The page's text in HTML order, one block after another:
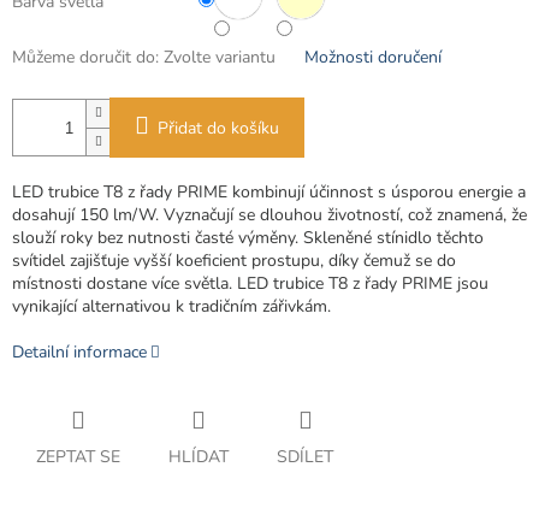
Můžeme doručit do: Zvolte variantu Možnosti doručení
Přidat do košíku
LED trubice T8 z řady PRIME kombinují účinnost s úsporou energie a
dosahují 150 lm/W. Vyznačují se dlouhou životností, což znamená, že
slouží roky bez nutnosti časté výměny. Skleněné stínidlo těchto
svítidel zajišťuje vyšší koeficient prostupu, díky čemuž se do
místnosti dostane více světla. LED trubice T8 z řady PRIME jsou
vynikající alternativou k tradičním zářivkám.
Detailní informace
ZEPTAT SE HLÍDAT SDÍLET